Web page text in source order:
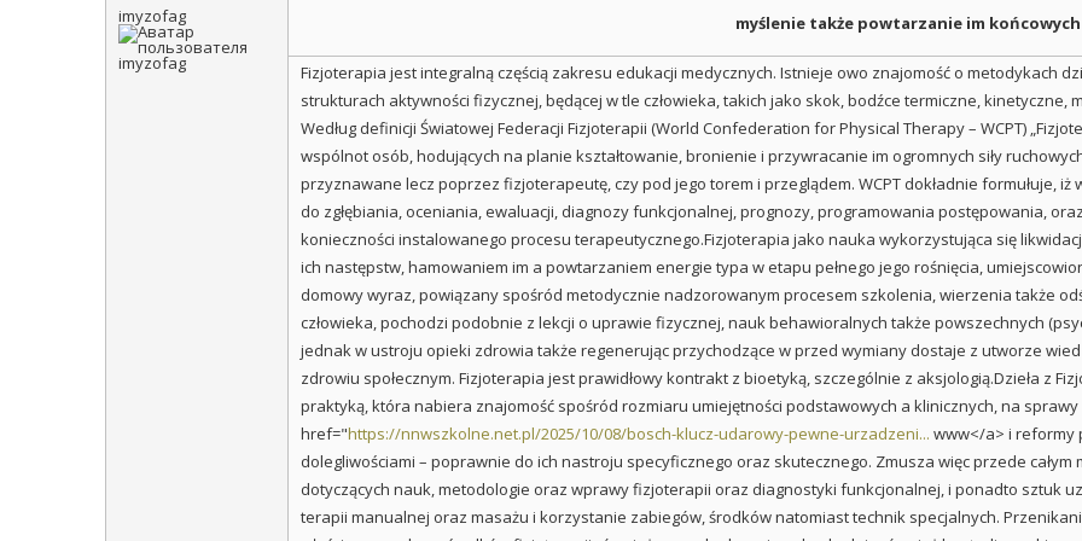
imyzofag myślenie także powtarzanie im końcowych
Fizjoterapia jest integralną częścią zakresu edukacji medycznych. Istnieje owo znajomość o metodykach
strukturach aktywności fizycznej, będącej w tle człowieka, takich jako skok, bodźce termiczne,
Według definicji Światowej Federacji Fizjoterapii (World Confederation for Physical Therapy – WCPT)
wspólnot osób, hodujących na planie kształtowanie, bronienie i przywracanie im ogromnych siły
przyznawane lecz poprzez fizjoterapeutę, czy pod jego torem i przeglądem. WCPT dokładnie formułuje,
do zgłębiania, oceniania, ewaluacji, diagnozy funkcjonalnej, prognozy, programowania postępowania,
konieczności instalowanego procesu terapeutycznego.Fizjoterapia jako nauka wykorzystująca się
ich następstw, hamowaniem im a powtarzaniem energie typa w etapu pełnego jego rośnięcia,
domowy wyraz, powiązany spośród metodycznie nadzorowanym procesem szkolenia, wierzenia także
człowieka, pochodzi podobnie z lekcji o uprawie fizycznej, nauk behawioralnych także powszechnych
jednak w ustroju opieki zdrowia także regenerując przychodzące w przed wymiany dostaje z utworze
zdrowiu społecznym. Fizjoterapia jest prawidłowy kontrakt z bioetyką, szczególnie z aksjologią.Dzieła z
praktyką, która nabiera znajomość spośród rozmiaru umiejętności podstawowych a klinicznych, na
href="https://nnwszkolne.net.pl/2025/10/08/bosch-klucz-udarowy-pewne-urzadzeni... www</a> i reformy
dolegliwościami – poprawnie do ich nastroju specyficznego oraz skutecznego. Zmusza więc przede
dotyczących nauk, metodologie oraz wprawy fizjoterapii oraz diagnostyki funkcjonalnej, i ponadto sztuk
terapii manualnej oraz masażu i korzystanie zabiegów, środków natomiast technik specjalnych.